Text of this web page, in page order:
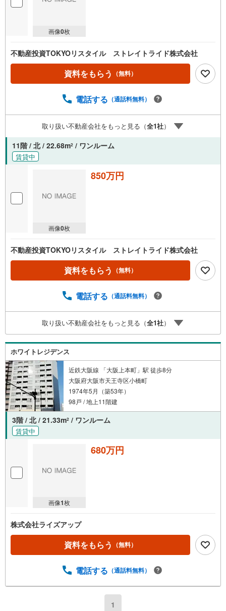
画像0枚
不動産投資TOKYOリスタイル ストレイトライド株式会社
資料をもらう （無料）
電話する （通話料無料）
取り扱い不動産会社をもっと見る（全1社）
11階 / 北 / 22.68m2 / ワンルーム
賃貸中
画像0枚
850万円
不動産投資TOKYOリスタイル ストレイトライド株式会社
資料をもらう （無料）
電話する （通話料無料）
取り扱い不動産会社をもっと見る（全1社）
ホワイトレジデンス
近鉄大阪線 「大阪上本町」駅 徒歩8分
大阪府大阪市天王寺区小橋町
1974年5月（築53年）
98戸 / 地上11階建
3階 / 北 / 21.33m2 / ワンルーム
賃貸中
画像1枚
680万円
株式会社ライズアップ
資料をもらう （無料）
電話する （通話料無料）
1